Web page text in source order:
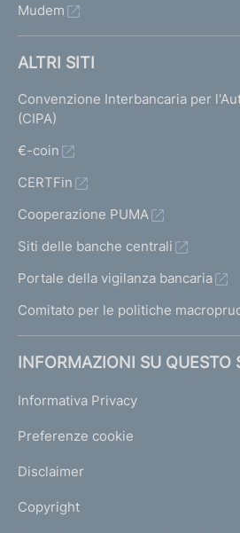
Mudem
ALTRI SITI
Convenzione Interbancaria per
(CIPA)
€-coin
CERTFin
Cooperazione PUMA
Siti delle banche centrali
Portale della vigilanza bancaria
Comitato per le politiche
INFORMAZIONI SU QUESTO
Informativa Privacy
Preferenze cookie
Disclaimer
Copyright